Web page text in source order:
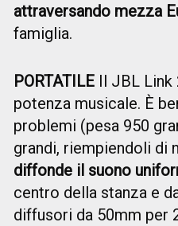
attraversando mezza
famiglia.
PORTATILE Il JBL
potenza musicale. È
problemi (pesa 950
grandi, riempiendoli di
diffonde il suono
centro della stanza e
diffusori da 50mm per